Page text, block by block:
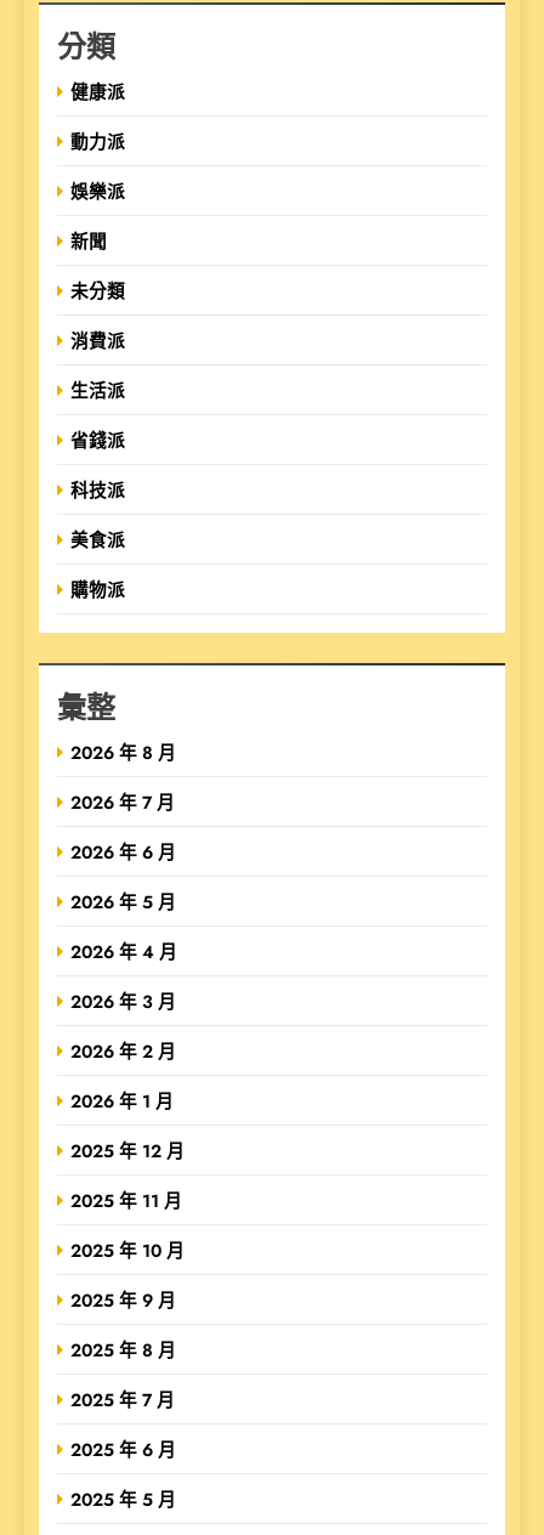
分類
健康派
動力派
娛樂派
新聞
未分類
消費派
生活派
省錢派
科技派
美食派
購物派
彙整
2026 年 8 月
2026 年 7 月
2026 年 6 月
2026 年 5 月
2026 年 4 月
2026 年 3 月
2026 年 2 月
2026 年 1 月
2025 年 12 月
2025 年 11 月
2025 年 10 月
2025 年 9 月
2025 年 8 月
2025 年 7 月
2025 年 6 月
2025 年 5 月